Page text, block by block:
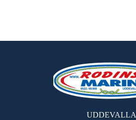
UDDEVALLA